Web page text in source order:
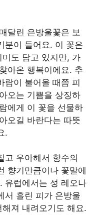
달린 은방울꽃은 보
분이 들어요. 이 꽃은
도 담고 있지만, 가
아온 행복이에요. 추
람이 불어올 때쯤 피
오는 기쁨을 상징하
에게 이 꽃을 선물하
오길 바란다는 따뜻
.
고 우아해서 향수의
향기만큼이나 꽃말에
유럽에서는 성 레오나
서 흘린 피가 은방울
져 내려오기도 해요.